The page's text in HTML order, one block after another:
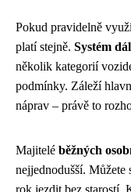
Pokud pravidelně
platí stejně. Systém
několik kategorií
podmínky. Záleží
náprav – právě to
Majitelé běžných
nejjednodušší.